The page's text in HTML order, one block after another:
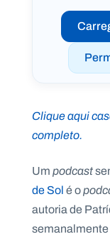
Clique aqui
completo.
Umpodcast
de Solé o
autoria de
e
i
s
.
A
g
e
C
o
n